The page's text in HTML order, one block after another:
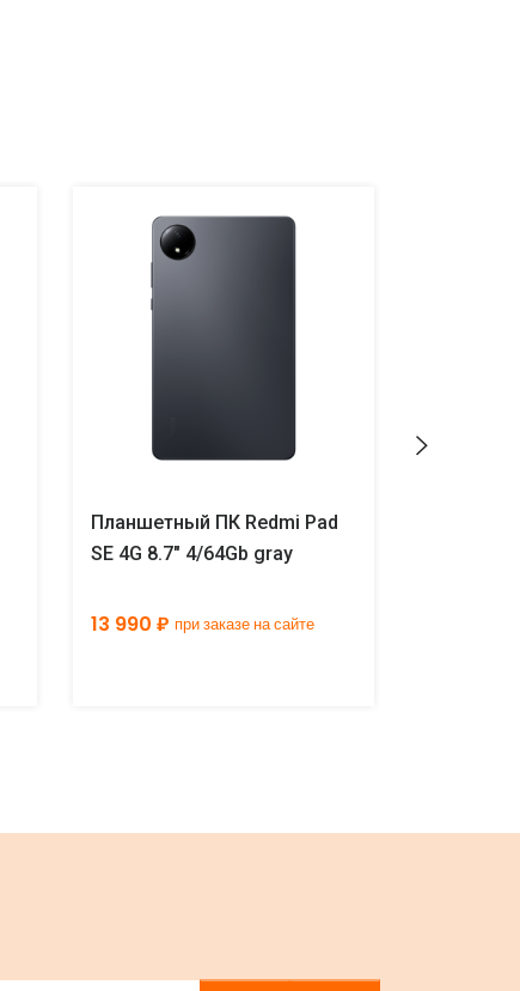
Планшетный ПК Redmi Pad
SE 4G 8.7" 4/64Gb gray
13 990 ₽ при заказе на сайте